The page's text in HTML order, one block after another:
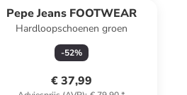
Pepe Jeans FOOTWEAR
Hardloopschoenen groen
-52%
€ 37,99